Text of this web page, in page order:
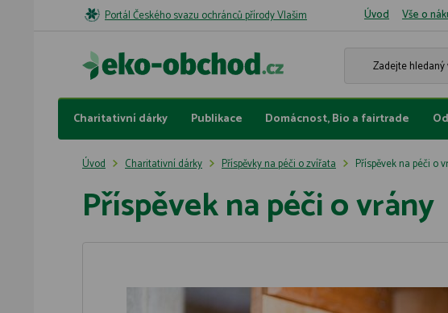
Portál Českého svazu ochránců přírody Vlašim Úvod Vše o
Charitativní dárky Publikace Domácnost, Bio a fairtrade
Úvod Charitativní dárky Příspěvky na péči o zvířata Příspěvek na péči o
Příspěvek na péči o vrány